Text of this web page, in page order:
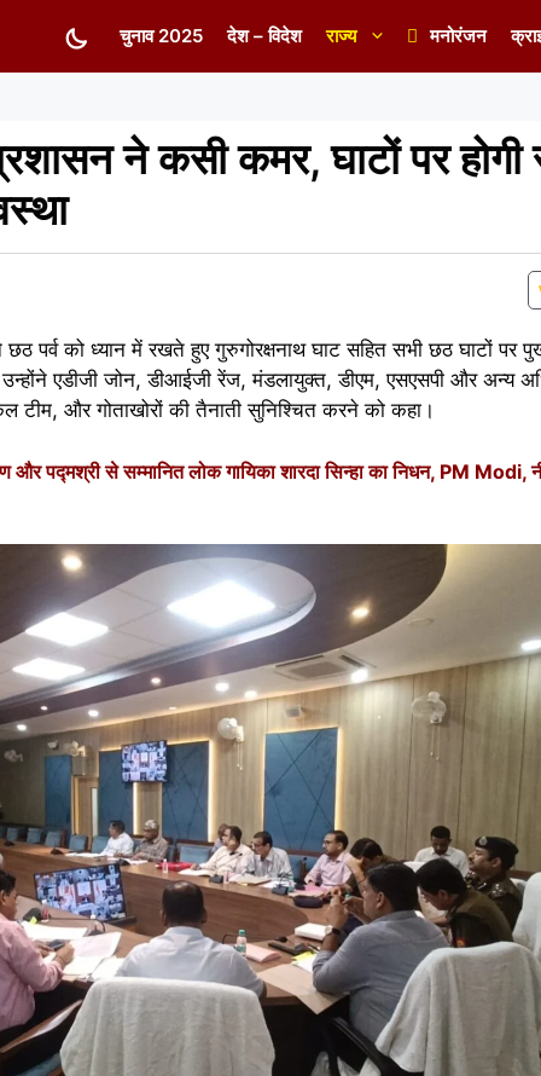
चुनाव 2025 देश – विदेश राज्य मनोरंजन
ने कसी कमर, घाटों पर
पर्व को ध्यान में रखते हुए गुरुगोरक्षनाथ घाट सहित सभी छठ घाटों पर
उन्होंने एडीजी जोन, डीआईजी रेंज, मंडलायुक्त, डीएम, एसएसपी और अन्य
टीम, और गोताखोरों की तैनाती सुनिश्चित करने को कहा।
पद्मश्री से सम्मानित लोक गायिका शारदा सिन्हा का निधन, PM Modi,